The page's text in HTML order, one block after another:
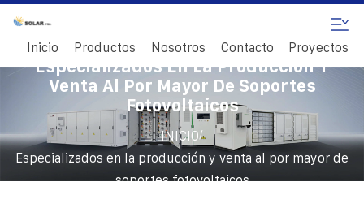
Inicio Productos Nosotros Contacto Proyectos
Especializados En La Producción Y
Venta Al Por Mayor De Soportes
Fotovoltaicos
INICIO/
Especializados en la producción y venta al por mayor de
soportes fotovoltaicos